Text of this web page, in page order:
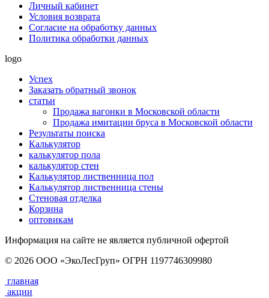
Личный кабинет
Условия возврата
Согласие на обработку данных
Политика обработки данных
logo
Успех
Заказать обратный звонок
статьи
Продажа вагонки в Московской области
Продажа имитации бруса в Московской области
Результаты поиска
Калькулятор
калькулятор пола
калькулятор стен
Калькулятор лиственница пол
Калькулятор лиственница стены
Стеновая отделка
Корзина
оптовикам
Информация на сайте не является публичной офертой
© 2026 ООО «ЭкоЛесГруп» ОГРН 1197746309980
главная
акции